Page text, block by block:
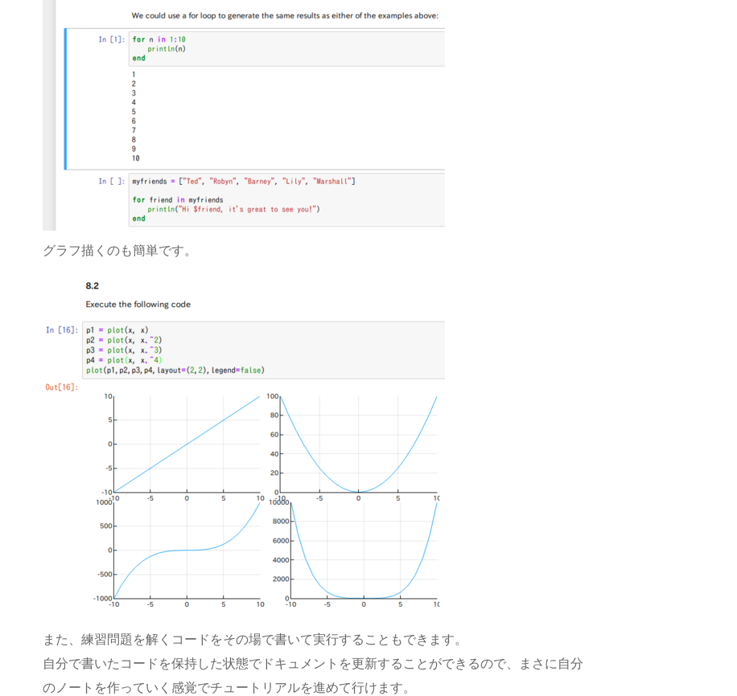
グラフ描くのも簡単です。
また、練習問題を解くコードをその場で書いて実行することもできます。
自分で書いたコードを保持した状態でドキュメントを更新することができるので、まさに自分
のノートを作っていく感覚でチュートリアルを進めて行けます。